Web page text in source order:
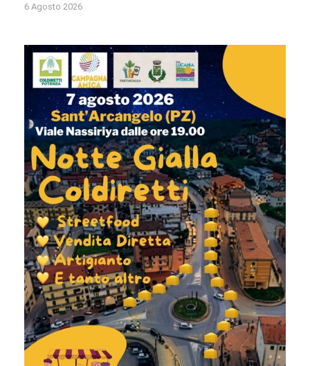
6 Agosto 2026